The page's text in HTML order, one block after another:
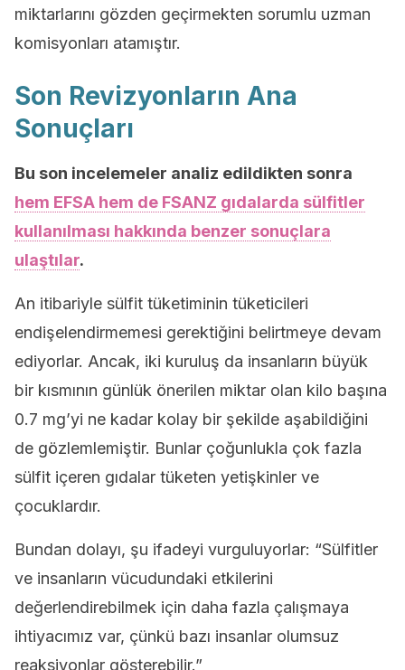
miktarlarını gözden geçirmekten sorumlu uzman
komisyonları atamıştır.
Son Revizyonların Ana
Sonuçları
Bu son incelemeler analiz edildikten sonra
hem EFSA hem de FSANZ gıdalarda sülfitler
kullanılması hakkında benzer sonuçlara
ulaştılar.
An itibariyle sülfit tüketiminin tüketicileri
endişelendirmemesi gerektiğini belirtmeye devam
ediyorlar. Ancak, iki kuruluş da insanların büyük
bir kısmının günlük önerilen miktar olan kilo başına
0.7 mg’yi ne kadar kolay bir şekilde aşabildiğini
de gözlemlemiştir. Bunlar çoğunlukla çok fazla
sülfit içeren gıdalar tüketen yetişkinler ve
çocuklardır.
Bundan dolayı, şu ifadeyi vurguluyorlar: “Sülfitler
ve insanların vücudundaki etkilerini
değerlendirebilmek için daha fazla çalışmaya
ihtiyacımız var, çünkü bazı insanlar olumsuz
reaksiyonlar gösterebilir.”